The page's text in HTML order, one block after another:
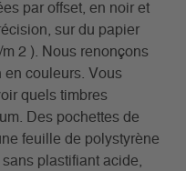
par offset, en noir et
sur du papier
2 ). Nous renonçons
en couleurs. Vous
quels timbres
Des pochettes de
feuille de polystyrène
plastifiant acide,